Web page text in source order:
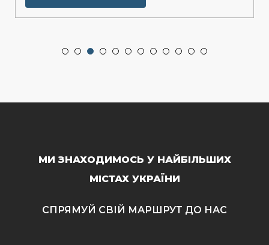
МИ ЗНАХОДИМОСЬ У НАЙБІЛЬШИХ
МІСТАХ УКРАЇНИ
СПРЯМУЙ СВІЙ МАРШРУТ ДО НАС